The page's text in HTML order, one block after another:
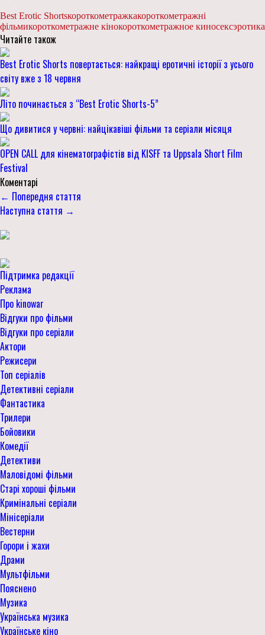
Best Erotic Shortsкороткометражкакороткометражні
фільмикороткометражне кінокороткометражное киносексэротика
Читайте також
Best Erotic Shorts повертається: найкращі еротичні історії з усього
світу вже з 18 червня
Літо починається з “Best Erotic Shorts-5”
Що дивитися у червні: найцікавіші фільми та серіали місяця
OPEN CALL для кінематографістів від KISFF та Uppsala Short Film
Festival
Коментарі
← Попередня стаття
Наступна стаття →
Підтримка редакції
Реклама
Про kinowar
Відгуки про фільми
Відгуки про серіали
Актори
Режисери
Топ серіалів
Детективні серіали
Фантастика
Трилери
Бойовики
Комедії
Детективи
Маловідомі фільми
Старі хороші фільми
Кримінальні серіали
Мінісеріали
Вестерни
Горори і жахи
Драми
Мультфільми
Пояснено
Музика
Українська музика
Українське кіно